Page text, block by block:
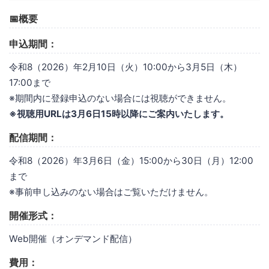
📅概要
申込期間：
令和8（2026）年2月10日（火）10:00から3月5日（木）
17:00まで
※期間内に登録申込のない場合には視聴ができません。
※視聴用URLは3月6日15時以降にご案内いたします。
配信期間：
令和8（2026）年3月6日（金）15:00から30日（月）12:00
まで
※事前申し込みのない場合はご覧いただけません。
開催形式：
Web開催（オンデマンド配信）
費用：